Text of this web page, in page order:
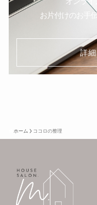
お片付けのお手
詳
ホーム ココロの整理